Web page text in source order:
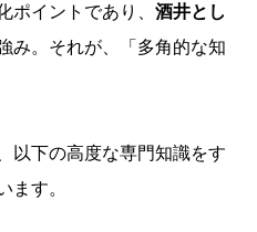
ポイントであり、 酒井とし
み。それが、「多角的な知
以下の高度な専門知識をす
ます。